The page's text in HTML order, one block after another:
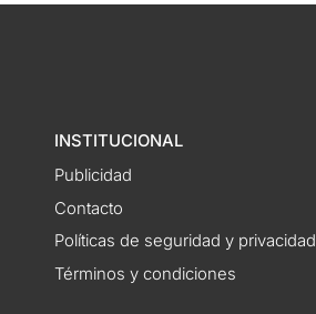
INSTITUCIONAL
Publicidad
Contacto
Políticas de seguridad y privacidad
Términos y condiciones